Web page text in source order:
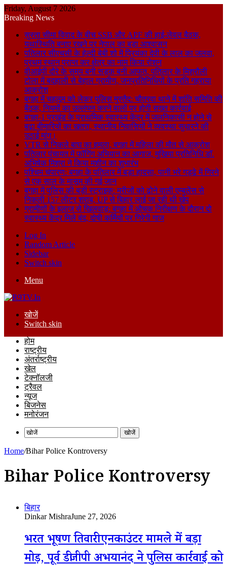
Friday, August 7 2026
Breaking News
सुस्ता सीमा विवाद के बीच SSB और APF की हाई-लेवल बैठक,
यथास्थिति बनाए रखने पर नेपाल का बड़ा आश्वासन
पतिलार सीएचसी के हेल्दी बेबी शो में प्रियंका देवी के लाल का जलवा,
प्रथम स्थान प्राप्त कर क्षेत्र का नाम किया रोशन
वीआईपी दौरे के समय बनी सड़क बनी आफत, पतिलार के मिश्रौली
टोला में बदहाली से बेहाल ग्रामीण, जनप्रतिनिधियों के प्रति गहराया
आक्रोश
बगहा में चहलूम को लेकर पुलिस मुस्तैद: चौतरवा थाने में शांति समिति की
बैठक, नियमों का उल्लंघन करने वालों पर होगी सख्त कार्रवाई
बगहा-1 प्रखंड के प्राथमिक स्वास्थ्य केंद्र में जलनिकासी न होने से
बढ़ा बीमारियों का खतरा, स्थानीय निवासियों ने व्यवस्था सुधारने की
उठाई मांग।
VTR से निकले बाघ का हमला, बगहा में महिला की मौत से आक्रोश
पतिलार पंचायत में फॉगिंग अभियान का आगाज, मुखिया प्रतिनिधि डॉ.
अभिषेक मिश्रा ने किया मशीन का शुभारंभ
पश्चिम चंपारण: बगहा के पतिलार में बड़ा हादसा, पानी भरे गड्ढे में गिरने
से एक साल के मासूम की गई जान
बगहा में पुलिस की बड़ी स्ट्राइक: मरीजों को ढोने वाली एम्बुलेंस से
निकली 157 लीटर शराब, UP से बिहार लाई जा रही थी खेप
ग्रामीणों के इलाज से खिलवाड़: बगहा में औचक निरीक्षण के दौरान दो
स्वास्थ्य केंद्र मिले बंद, दोषी कर्मियों पर गिरेगी गाज
Log In
Random Article
Sidebar
Switch skin
Menu
खोजें
Switch skin
होम
राष्ट्रीय
अंतर्राष्ट्रीय
खेल
टेक्नॉलजी
ट्रैवल
न्यूज
बिजनेस
मनोरंजन
खोजें
Home/Bihar Police Kontroversy
Bihar Police Kontroversy
बिहार
Dinkar MishraJune 27, 2026
भरत भूषण तिवारी एनकाउंटर मामले में बड़ा
मोड़, पूर्व डीजीपी अभयानंद ने पुलिस कार्रवाई को